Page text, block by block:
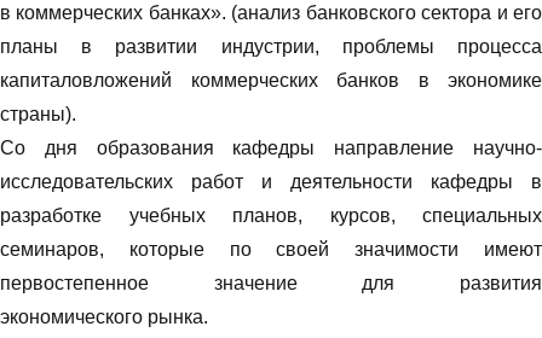
в коммерческих банках». (анализ банковского сектора и его
планы в развитии индустрии, проблемы процесса
капиталовложений коммерческих банков в экономике
страны).
Со дня образования кафедры направление научно-
исследовательских работ и деятельности кафедры в
разработке учебных планов, курсов, специальных
семинаров, которые по своей значимости имеют
первостепенное значение для развития
экономического рынка.